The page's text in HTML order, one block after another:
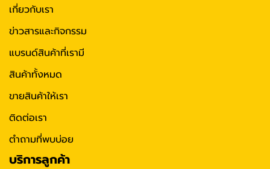
เกี่ยวกับเรา
ข่าวสารและกิจกรรม
แบรนด์สินค้าที่เรามี
สินค้าทั้งหมด
ขายสินค้าให้เรา
ติดต่อเรา
ตำถามที่พบบ่อย
บริการลูกค้า